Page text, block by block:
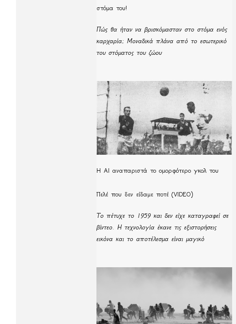
στόμα του!
Πώς θα ήταν να βρισκόμασταν στο στόμα ενός
καρχαρία; Μοναδικά πλάνα από το εσωτερικό
του στόματος του ζώου
Η ΑΙ αναπαριστά το ομορφότερο γκολ του
Πελέ που δεν είδαμε ποτέ (VIDEO)
Το πέτυχε το 1959 και δεν είχε καταγραφεί σε
βίντεο. Η τεχνολογία έκανε τις εξιστορήσεις
εικόνα και το αποτέλεσμα είναι μαγικό